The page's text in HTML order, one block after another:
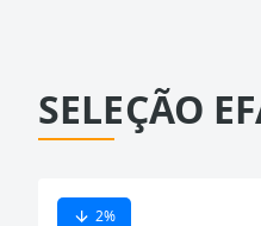
SELEÇÃO
2%